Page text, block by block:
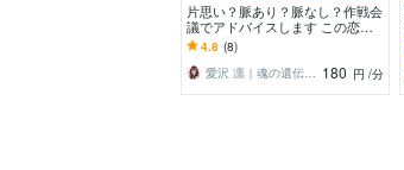
片思い？脈あり？脈なし？作戦会
議でアドバイスします この恋あ
きらめる前にプロの私にあの人の
ことを聞かせてください
4.8 (8)
愛沢 凛｜魂の遺伝子コード｜婚活の法則 180 円 /分